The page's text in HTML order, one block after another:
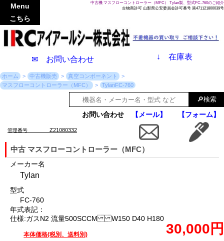
中古機 マスフローコントローラー（MFC） Tylan製、型式FC-760のご紹介
古物商許可 山梨県公安委員会許可番号 第471121800039号
✉ お問い合わせ ↓ 在庫表
Menu
こちら
ホーム 中古機販売
真空コンポーネント
マスフローコントローラー（MFC）
TylanFC-760
お問い合わせ 【メール】 【フォーム】
管理番号 Z21080332
中古 マスフローコントローラー（MFC）
メーカー名
Tylan
型式
FC-760
年式表記：
仕様:ガスN2 流量500SCCM W150 D40 H180
本体価格(税別、送料別) 30,000円